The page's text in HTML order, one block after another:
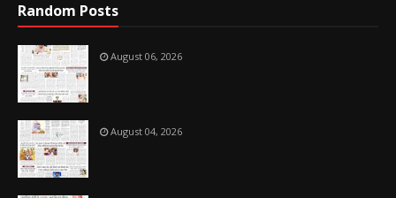
Random Posts
August 06, 2026
August 04, 2026